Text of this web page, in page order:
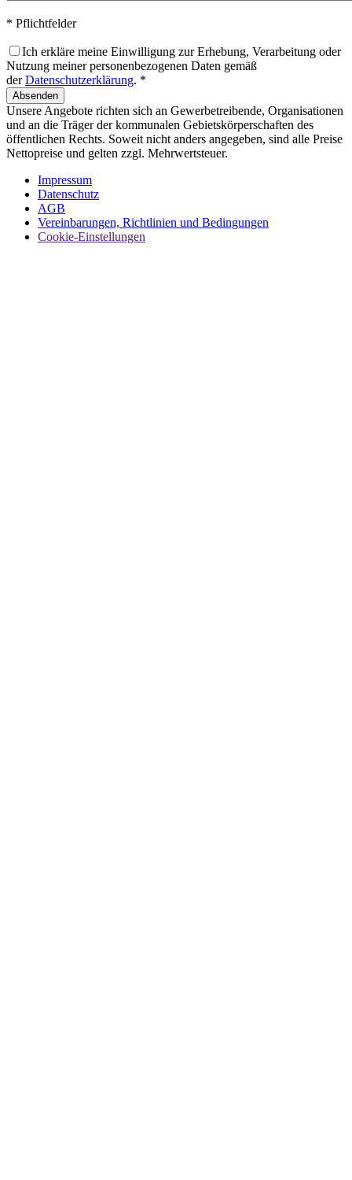
* Pflichtfelder
Ich erkläre meine Einwilligung zur Erhebung, Verarbeitung oder
Nutzung meiner personenbezogenen Daten gemäß
derDatenschutzerklärung. *
Absenden
Unsere Angebote richten sich an Gewerbetreibende, Organisationen
und an die Träger der kommunalen Gebietskörperschaften des
öffentlichen Rechts. Soweit nicht anders angegeben, sind alle Preise
Nettopreise und gelten zzgl. Mehrwertsteuer.
Impressum
Datenschutz
AGB
Vereinbarungen, Richtlinien und Bedingungen
Cookie-Einstellungen